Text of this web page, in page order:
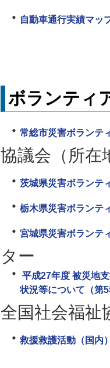
自動車通行実績マッ
ボランティ
常総市災害ボランテ
協議会（所在
茨城県災害ボランテ
栃木県災害ボランテ
宮城県災害ボランテ
ター
平成27年度 被災地
状況等について（第
全国社会福祉
救援救護活動（国内